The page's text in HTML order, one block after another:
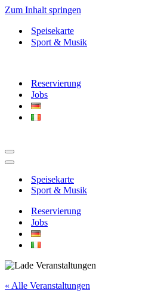
Zum Inhalt springen
Speisekarte
Sport & Musik
Reservierung
Jobs
Navigationsmenü
Navigationsmenü
Speisekarte
Sport & Musik
Reservierung
Jobs
« Alle Veranstaltungen